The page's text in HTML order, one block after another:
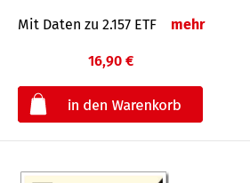
Mit Daten zu 2.157 ETF mehr
16,90 €